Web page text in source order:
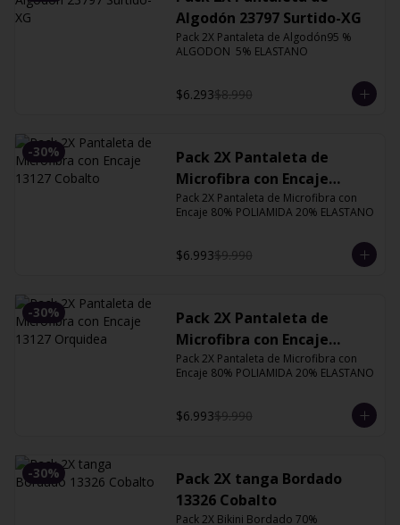
Algodón 23797 Surtido-XG
Pack 2X Pantaleta de Algodón95 %
ALGODON  5% ELASTANO
$6.293$8.990
-30%
Pack 2X Pantaleta de
Microfibra con Encaje
13127 Cobalto
Pack 2X Pantaleta de Microfibra con
Encaje 80% POLIAMIDA 20% ELASTANO
$6.993$9.990
-30%
Pack 2X Pantaleta de
Microfibra con Encaje
13127 Orquidea
Pack 2X Pantaleta de Microfibra con
Encaje 80% POLIAMIDA 20% ELASTANO
$6.993$9.990
-30%
Pack 2X tanga Bordado
13326 Cobalto
Pack 2X Bikini Bordado 70%